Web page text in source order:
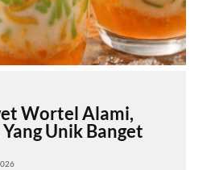
Wortel Alami,
Yang Unik Banget